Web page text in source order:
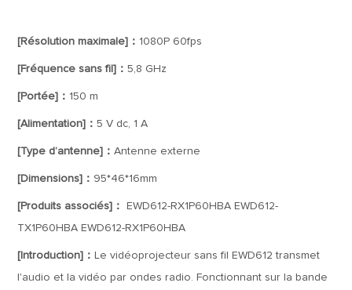
[Résolution maximale]： 1080P 60fps
[Fréquence sans fil]：5,8 GHz
[Portée]： 150 m
[Alimentation]：5 V dc, 1 A
[Type d’antenne]：Antenne externe
[Dimensions]： 95*46*16mm
[Produits associés]：
EWD612-RX1P60HBA EWD612-
TX1P60HBA EWD612-RX1P60HBA
[Introduction]： Le vidéoprojecteur sans fil EWD612 transmet
l'audio et la vidéo par ondes radio. Fonctionnant sur la bande